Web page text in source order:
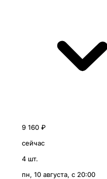
9 160 ₽
сейчас
4 шт.
пн, 10 августа, с 20:00